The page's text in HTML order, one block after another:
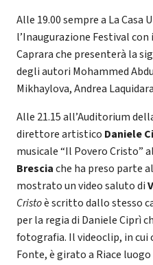
Alle 19.00 sempre a La Casa
l’Inaugurazione Festival
Caprara che presenterà la
degli autori Mohammed
Mikhaylova, Andrea
Alle 21.15 all’Auditorium
direttore artistico Daniele
musicale “Il Povero Cristo”
Bresciache ha preso parte
mostrato un video saluto di
Cristoè scritto dallo stesso
per la regia di Daniele Ciprì
fotografia. Il videoclip, in cui
Fonte, è girato a Riace